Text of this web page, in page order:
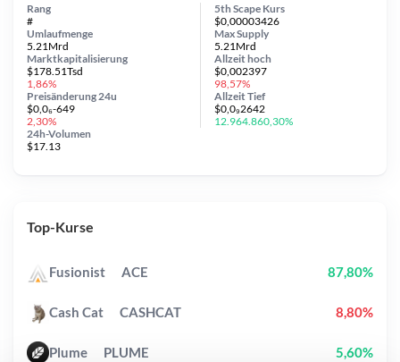
5th Scape Kurs
$0,00003426
Umlaufmenge
5.21Mrd
Preisänderung 24u
$0,0₆-649
2,30%
Max Supply
5.21Mrd
Marktkapitalisierung
$178.51Tsd
1,86%
24h-Volumen
$17.13
Rang
#
Allzeithoch
$0,002397
98,57%
AllzeitTief
$0,0₉2642
12.964.860,30%
Top-Kurse
Fusionist ACE 87,80%
Cash Cat CASHCAT 8,80%
Plume PLUME 5,60%